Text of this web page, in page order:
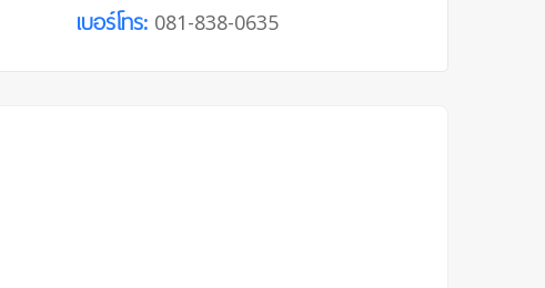
เบอร์โทร: 081-838-0635